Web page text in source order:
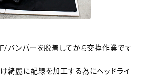
バンパーを脱着してから交換作業です
綺麗に配線を加工する為にヘッドライ